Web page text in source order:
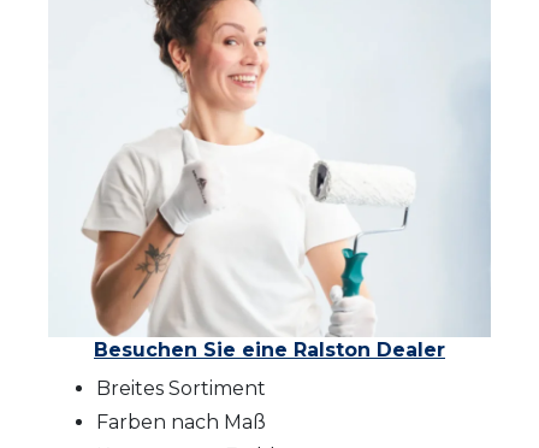
Besuchen Sie eine Ralston Dealer
Breites Sortiment
Farben nach Maß